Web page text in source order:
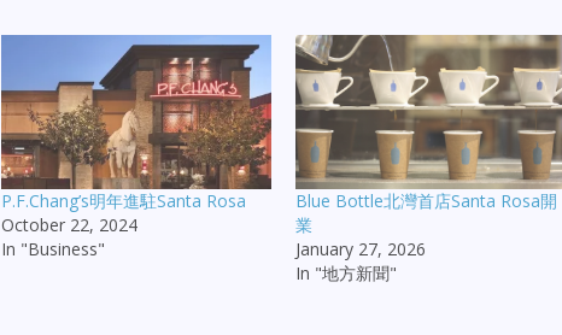
P.F.Chang’s明年進駐Santa Rosa
October 22, 2024
In "Business"
Blue Bottle北灣首店Santa Rosa開
業
January 27, 2026
In "地方新聞"